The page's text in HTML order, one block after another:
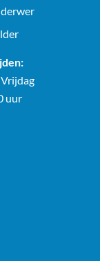
uur